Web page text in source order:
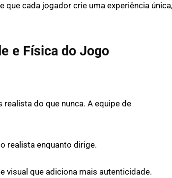
cada jogador crie uma experiência única,
e Física do Jogo
do que nunca. A equipe de
realista enquanto dirige.
visual que adiciona mais autenticidade.